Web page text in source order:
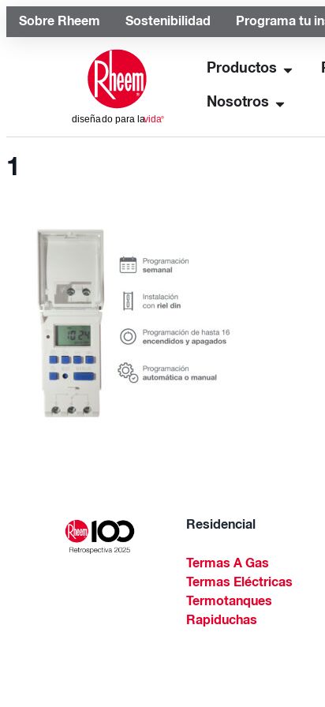
Sobre Rheem Sostenibilidad Programa tu
Productos
Nosotros
1
Residencial
Termas A Gas
Termas Eléctricas
Termotanques
Rapiduchas